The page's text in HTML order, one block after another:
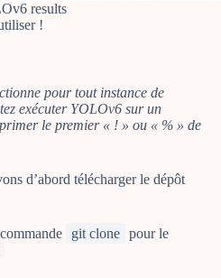
results
!
pour tout instance de
exécuter YOLOv6 sur un
le premier « ! » ou « % » de
d’abord télécharger le dépôt
git clone pour le